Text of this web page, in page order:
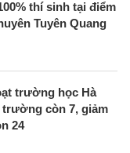
thí sinh tại điểm
Tuyên Quang
trường học Hà
trường còn 7, giảm
24